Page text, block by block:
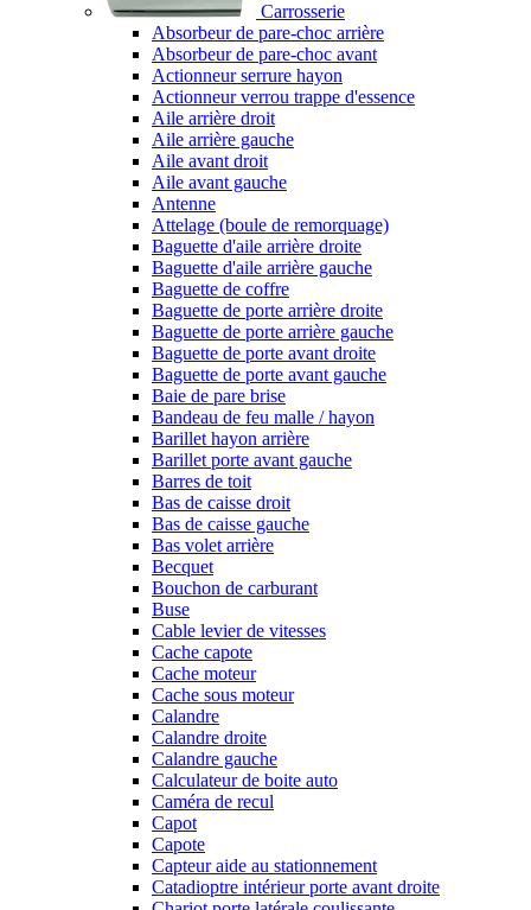
Carrosserie
Absorbeur de pare-choc arrière
Absorbeur de pare-choc avant
Actionneur serrure hayon
Actionneur verrou trappe d'essence
Aile arrière droit
Aile arrière gauche
Aile avant droit
Aile avant gauche
Antenne
Attelage (boule de remorquage)
Baguette d'aile arrière droite
Baguette d'aile arrière gauche
Baguette de coffre
Baguette de porte arrière droite
Baguette de porte arrière gauche
Baguette de porte avant droite
Baguette de porte avant gauche
Baie de pare brise
Bandeau de feu malle / hayon
Barillet hayon arrière
Barillet porte avant gauche
Barres de toit
Bas de caisse droit
Bas de caisse gauche
Bas volet arrière
Becquet
Bouchon de carburant
Buse
Cable levier de vitesses
Cache capote
Cache moteur
Cache sous moteur
Calandre
Calandre droite
Calandre gauche
Calculateur de boite auto
Caméra de recul
Capot
Capote
Capteur aide au stationnement
Catadioptre intérieur porte avant droite